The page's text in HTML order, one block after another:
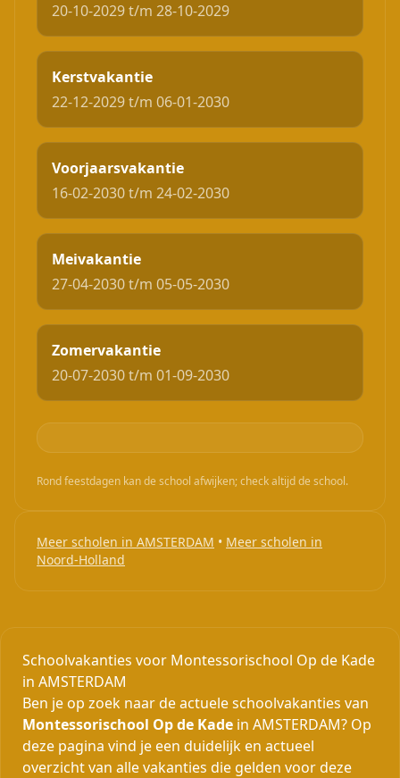
20-10-2029 t/m 28-10-2029
Kerstvakantie
22-12-2029 t/m 06-01-2030
Voorjaarsvakantie
16-02-2030 t/m 24-02-2030
Meivakantie
27-04-2030 t/m 05-05-2030
Zomervakantie
20-07-2030 t/m 01-09-2030
Rond feestdagen kan de school afwijken; check altijd de school.
Meer scholen in AMSTERDAM • Meer scholen in
Noord-Holland
Schoolvakanties voor Montessorischool Op de Kade
in AMSTERDAM
Ben je op zoek naar de actuele schoolvakanties van
Montessorischool Op de Kade in AMSTERDAM? Op
deze pagina vind je een duidelijk en actueel
overzicht van alle vakanties die gelden voor deze